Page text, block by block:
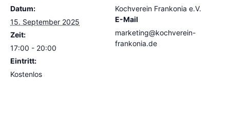
Datum:
15. September 2025
Zeit:
17:00 - 20:00
Eintritt:
Kostenlos
Kochverein Frankonia e.V.
E-Mail
marketing@kochverein-
frankonia.de